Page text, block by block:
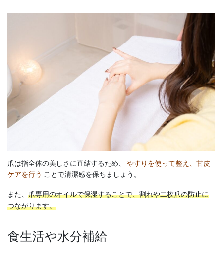
爪は指全体の美しさに直結するため、
やすりを使って整え、甘皮
ケアを行う ことで清潔感を保ちましょう。
また、 爪専用のオイルで保湿することで、割れや二枚爪の防止に
つながります。
食生活や水分補給